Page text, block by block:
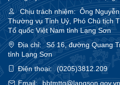
Chịu trách nhiệm:Ông Nguyễn
Thường vụ Tỉnh Uỷ, Phó Chủ tịch
Tổ quốc Việt Nam tỉnh Lạng Sơn
Địa chỉ:
Số 16, đường Quang
tỉnh Lạng Sơn
Điện thoại:
(0205)3812.209
Email:
bbtmttq@langson.gov.vn